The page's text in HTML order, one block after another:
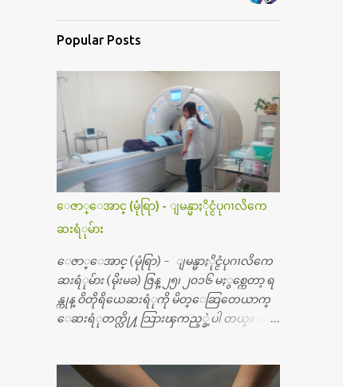
Popular Posts
ေဇာ္ေအာင္ (မုံရြာ) - ျမန္မာႏိုင္ငံပုဂၢလိကေ
ဆးရံုမ်ား
ေဇာ္ေအာင္ (မုံရြာ) - ျမန္မာႏိုင္ငံပုဂၢလိကေ
ဆးရံုမ်ား (မိုးမခ) ဇြန္ ၂၅၊ ၂၀၁၆ မႏွစ္ကေတာ့ ရ
န္ကုန္ ဝိတိုရိယေဆးရံုကို မိတ္ေဆြတေယာက္
ေဆးရံုတက္လို႔ သြားၾကည့္ခဲ့ပါ တယ္။ အရ
မ္းသြားလို႔ အရိုးအစားထိုးကုသျခင္း လုပ္ပါ